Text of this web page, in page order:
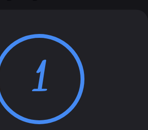
1